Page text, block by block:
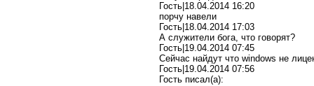
Гость|18.04.2014 16:20
порчу навели
Гость|18.04.2014 17:03
А служители бога, что говорят?
Гость|19.04.2014 07:45
Сейчас найдут чтоwindows не
Гость|19.04.2014 07:56
Гость писал(a):